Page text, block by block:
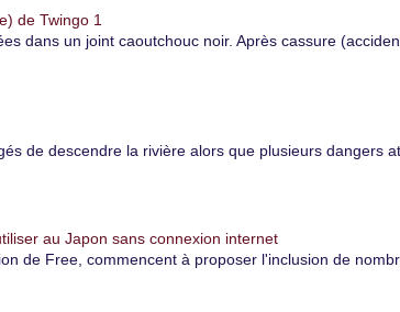
de Twingo 1
dans un joint caoutchouc noir. Après cassure
de descendre la rivière alors que plusieurs dangers
au Japon sans connexion internet
de Free, commencent à proposer l'inclusion de